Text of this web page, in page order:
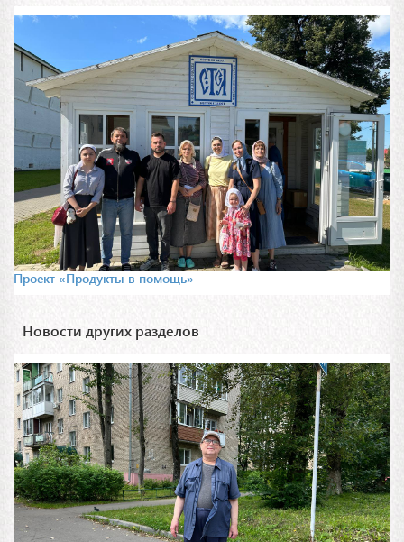
Проект «Продукты в помощь»
Новости других разделов